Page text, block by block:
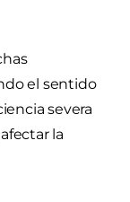
el sentido
severa
la